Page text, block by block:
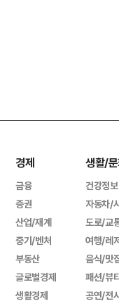
경제
금융
증권
산업/재계
중기/벤처
부동산
글로벌경제
생활경제
생활/
건강정보
자동차/
도로/교
여행/레
음식/맛
패션/뷰
공연/전